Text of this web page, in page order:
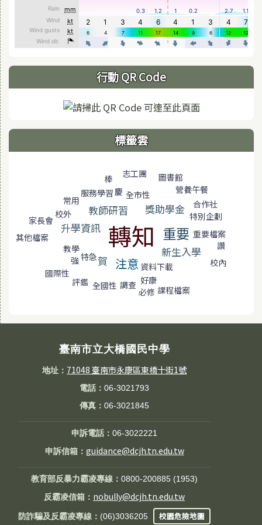
行動 QR Code
標籤雲
棒 志工團
圖書館
常用
服務學習慶 全市性 營養午餐
校外 教師研習 獎助學金
合作社
家長會
升學資訊 轉知
特別企劃
其他檔案
重要 重要檔案
教學
讚
強特急賀 注意
新生入學
國際性
資料下載
校內
評鑑 全國性 調查 好康
必修 課程檔案
臺南市立大橋國民中學
地址： 71048 臺南市永康區東橋十街1號
電話：06-3021793
傳真：06-3021845
申訴電話：06-3022221
申訴信箱： guidance@dcjh.tn.edu.tw
教育部反暴力霸凌專線：0800-200885 (1953)
反霸凌信箱： nobully@dcjh.tn.edu.tw
防詐騙及反霸凌專線： (06)3036205 校園危險地圖